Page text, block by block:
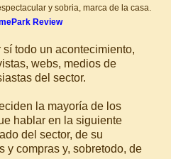
y sobria, marca de la casa.
Review
todo un acontecimiento,
webs, medios de
del sector.
la mayoría de los
hablar en la siguiente
del sector, de su
y compras y, sobretodo, de